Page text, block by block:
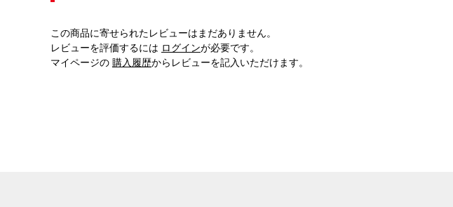
この商品に寄せられたレビューはまだありません。
レビューを評価するには ログインが必要です。
マイページの 購入履歴からレビューを記入いただけます。